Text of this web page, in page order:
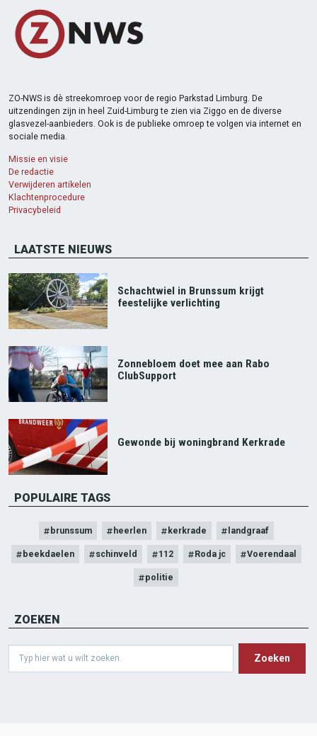
ZO-NWS is dè streekomroep voor de regio Parkstad Limburg. De
uitzendingen zijn in heel Zuid-Limburg te zien via Ziggo en de diverse
glasvezel-aanbieders. Ook is de publieke omroep te volgen via internet en
sociale media.
Missie en visie
De redactie
Verwijderen artikelen
Klachtenprocedure
Privacybeleid
LAATSTE NIEUWS
Schachtwiel in Brunssum krijgt
feestelijke verlichting
Zonnebloem doet mee aan Rabo
ClubSupport
Gewonde bij woningbrand Kerkrade
POPULAIRE TAGS
brunssum heerlen kerkrade landgraaf
beekdaelen schinveld 112 Roda jc Voerendaal
politie
ZOEKEN